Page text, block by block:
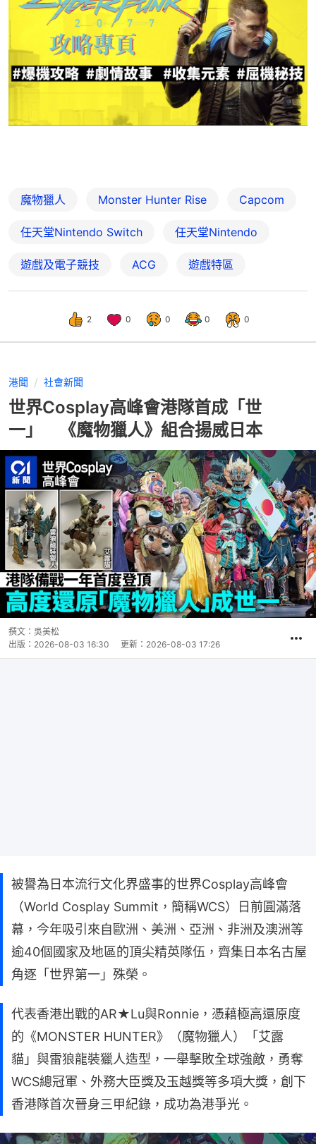
魔物獵人 Monster Hunter Rise Capcom
任天堂Nintendo Switch 任天堂Nintendo
遊戲及電子競技 ACG 遊戲特區
2 0 0 0 0
港聞 社會新聞
世界Cosplay高峰會港隊首成「世
一」 《魔物獵人》組合揚威日本
撰文： 吳美松
出版： 2026-08-03 16:30 更新： 2026-08-03 17:26
被譽為日本流行文化界盛事的世界Cosplay高峰會
（World Cosplay Summit，簡稱WCS）日前圓滿落
幕，今年吸引來自歐洲、美洲、亞洲、非洲及澳洲等
逾40個國家及地區的頂尖精英隊伍，齊集日本名古屋
角逐「世界第一」殊榮。
代表香港出戰的AR★Lu與Ronnie，憑藉極高還原度
的《MONSTER HUNTER》（魔物獵人）「艾露
貓」與雷狼龍裝獵人造型，一舉擊敗全球強敵，勇奪
WCS總冠軍、外務大臣獎及玉越獎等多項大獎，創下
香港隊首次晉身三甲紀錄，成功為港爭光。